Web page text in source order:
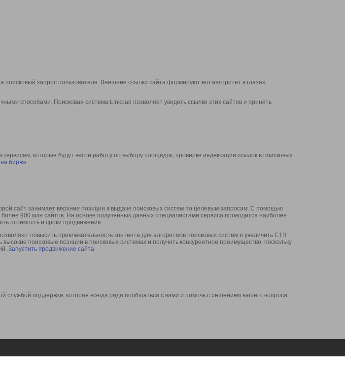
запрос пользователя. Внешние ссылки сайта формируют его авторитет в глазах
способами. Поисковая система Linkpad позволяет увидеть ссылки этих сайтов и принять
которые будут вести работу по выбору площадок, проверке индексации ссылок в поисковых
на бирже
сайт занимает верхние позиции в выдаче поисковых систем по целевым запросам. С помощью
900 млн сайтов. На основе полученных данных специалистами сервиса проводится наиболее
стоимость и сроки продвижения.
повысить привлекательность контента для алгоритмов поисковых систем и увеличить CTR
поисковые позиции в поисковых системах и получить конкурентное преимущество, поскольку
Запустить продвижение сайта
службой поддержки, которая всегда рада пообщаться с вами и помочь с решением вашего вопроса.